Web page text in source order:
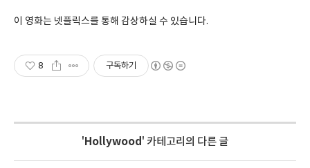
이 영화는 넷플릭스를 통해 감상하실 수 있습니다.
8 구독하기
' Hollywood ' 카테고리의 다른 글